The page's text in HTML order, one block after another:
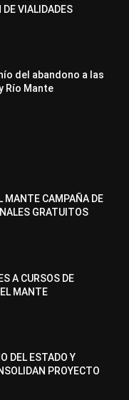
VIALIDADES
del abandono a las
Río Mante
MANTE CAMPAÑA DE
GRATUITOS
A CURSOS DE
MANTE
DEL ESTADO Y
PROYECTO